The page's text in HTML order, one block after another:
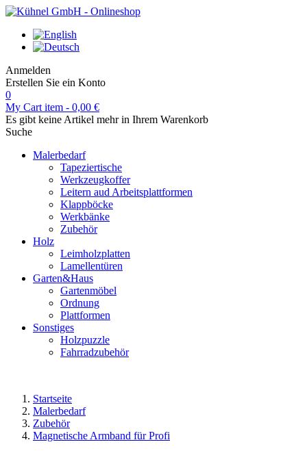
Anmelden
Erstellen Sie ein Konto
0
My Cart item - 0,00 €
Es gibt keine Artikel mehr in Ihrem Warenkorb
Suche
Malerbedarf
Tapeziertische
Werkzeugkoffer
Leitern aud Arbeitsplattformen
Klappböcke
Werkbänke
Zubehör
Holz
Leimholzplatten
Lamellentüren
Garten&Haus
Gartenmöbel
Ordnung
Plattformen
Sonstiges
Holzpuzzle
Fahrradzubehör
Startseite
Malerbedarf
Zubehör
Magnetische Armband für Profi